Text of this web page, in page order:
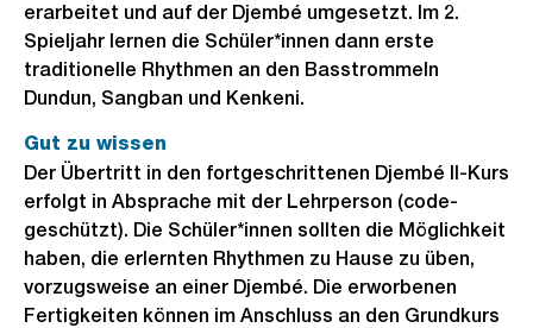
erarbeitet und auf der Djembé umgesetzt. Im 2.
Spieljahr lernen die Schüler*innen dann erste
traditionelle Rhythmen an den Basstrommeln
Dundun, Sangban und Kenkeni.
Gut zu wissen
Der Übertritt in den fortgeschrittenen Djembé II-Kurs
erfolgt in Absprache mit der Lehrperson (code-
geschützt). Die Schüler*innen sollten die Möglichkeit
haben, die erlernten Rhythmen zu Hause zu üben,
vorzugsweise an einer Djembé. Die erworbenen
Fertigkeiten können im Anschluss an den Grundkurs